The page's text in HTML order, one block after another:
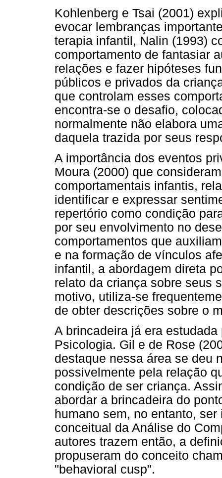
Kohlenberg e Tsai (2001)
evocar lembranças
terapia infantil, Nalin (1993)
comportamento de fantasiar
relações e fazer hipóteses
públicos e privados da
que controlam esses
encontra-se o desafio,
normalmente não elabora
daquela trazida por seus
A importância dos eventos
Moura (2000) que
comportamentais infantis,
identificar e expressar
repertório como condição
por seu envolvimento no
comportamentos que
e na formação de vínculos
infantil, a abordagem direta
relato da criança sobre seus
motivo, utiliza-se
de obter descrições sobre o
A brincadeira já era
Psicologia. Gil e de Rose
destaque nessa área se deu
possivelmente pela relação
condição de ser criança.
abordar a brincadeira do
humano sem, no entanto,
conceitual da Análise do
autores trazem então, a
propuseram do conceito
"behavioral cusp".